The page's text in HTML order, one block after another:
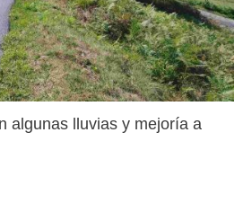
algunas lluvias y mejoría a